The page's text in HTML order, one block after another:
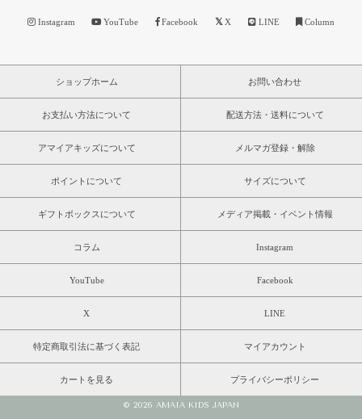
Instagram YouTube Facebook X LINE Column
ショップホーム お問い合わせ
お支払い方法について 配送方法・送料について
アマイアキッズについて メルマガ登録・解除
ポイントについて サイズについて
ギフトボックスについて メディア掲載・イベント情報
コラム Instagram
YouTube Facebook
X LINE
特定商取引法に基づく表記 マイアカウント
カートを見る プライバシーポリシー
© 2026 AMAIA KIDS JAPAN